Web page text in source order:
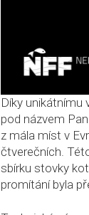
Díky
pod názvem
z mála míst v
čtverečních.
sbírku stovky
promítání byla